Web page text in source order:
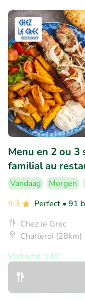
Menu en 2 ou 3
familial au
Vandaag Morgen
9.3
Perfect • 91
Chez le Grec
Charleroi (28km)
Verkocht: 149